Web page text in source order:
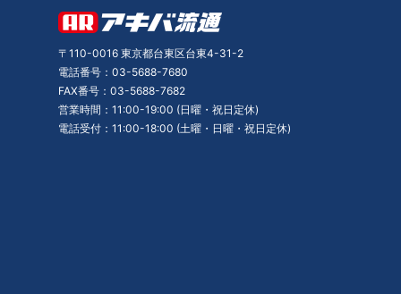
〒110-0016 東京都台東区台東4-31-2
電話番号：03-5688-7680
FAX番号：03-5688-7682
営業時間：11:00-19:00 (日曜・祝日定休)
電話受付：11:00-18:00 (土曜・日曜・祝日定休)